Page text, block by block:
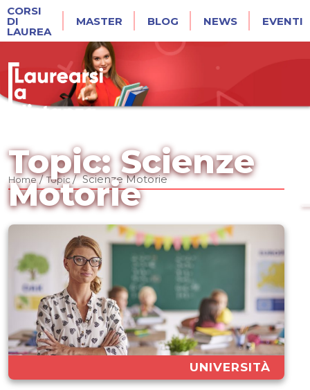
CORSI
DI
LAUREA
MASTER BLOG NEWS EVENTI
Topic: Scienze
Motorie
Home/ Topic/ Scienze Motorie
UNIVERSITÀ